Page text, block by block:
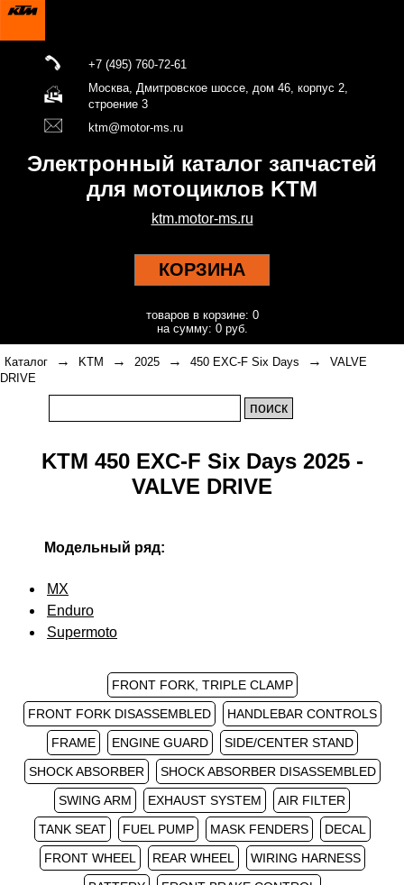
+7 (495) 760-72-61
Москва, Дмитровское шоссе, дом 46, корпус 2,
строение 3
ktm@motor-ms.ru
Электронный каталог запчастей
для мотоциклов KTM
ktm.motor-ms.ru
КОРЗИНА
товаров в корзине: 0
на сумму: 0 руб.
Каталог → KTM → 2025 → 450 EXC-F Six Days →
VALVE
DRIVE
KTM 450 EXC-F Six Days 2025 -
VALVE DRIVE
Модельный ряд:
MX
Enduro
Supermoto
FRONT FORK, TRIPLE CLAMP
FRONT FORK DISASSEMBLED
HANDLEBAR CONTROLS
FRAME
ENGINE GUARD
SIDE/CENTER STAND
SHOCK ABSORBER
SHOCK ABSORBER DISASSEMBLED
SWING ARM
EXHAUST SYSTEM
AIR FILTER
TANK SEAT
FUEL PUMP MASK FENDERS
DECAL
FRONT WHEEL
REAR WHEEL
WIRING HARNESS